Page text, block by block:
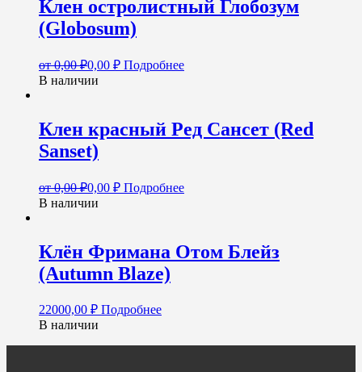
Клен остролистный Глобозум
(Globosum)
от0,00₽0,00 ₽ Подробнее
В наличии
Клен красный Ред Сансет (Red
Sanset)
от0,00₽0,00 ₽ Подробнее
В наличии
Клён Фримана Отом Блейз
(Autumn Blaze)
22000,00 ₽ Подробнее
В наличии